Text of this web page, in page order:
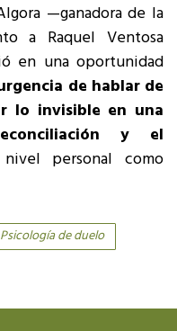
—ganadora de la
a Raquel Ventosa
en una oportunidad
de hablar de
lo invisible en una
y el
personal como
Psicología de duelo